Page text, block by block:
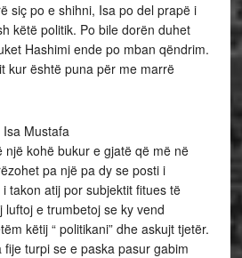
siç po e shihni, Isa po del prapë i
këtë politik. Po bile dorën duhet
Hashimi ende po mban qëndrim.
kur është puna për me marrë
Mustafa
një kohë bukur e gjatë që më në
pa një pa dy se posti i
takon atij por subjektit fitues të
luftoj e trumbetoj se ky vend
këtij “ politikani” dhe askujt tjetër.
turpi se e paska pasur gabim